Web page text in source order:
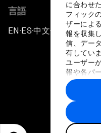
に合わせ
フィック
ザーによ
報を収集
信、デー
有してい
ユーザー
報や各パ
に収集さ
トナーに
す。
言語
EN ▪ ES▪中文▪ 日本語
プライバシ